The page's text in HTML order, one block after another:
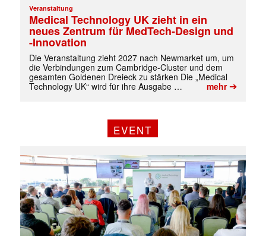
Veranstaltung
Medical Technology UK zieht in ein
neues Zentrum für MedTech-Design und
-Innovation
Die Veranstaltung zieht 2027 nach Newmarket um, um
die Verbindungen zum Cambridge-Cluster und dem
gesamten Goldenen Dreieck zu stärken Die „Medical
Technology UK“ wird für ihre Ausgabe …
mehr➔
EVENT